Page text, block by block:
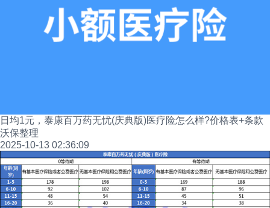
日均1元，泰康百万药无忧(庆典版)医疗险怎么样?价格表+条款
沃保整理
2025-10-13 02:36:09